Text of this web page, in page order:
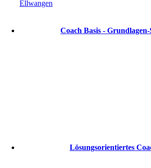
Ellwangen
Coach Basis -
Lösungsorientiertes